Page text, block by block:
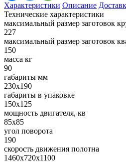
Характеристики Описание
Технические характеристики
максимальный размер заготовок
227
максимальный размер заготовок
150
масса кг
90
габариты мм
230х190
габариты в упаковке
150х125
мощность двигателя, кв
85х85
угол поворота
190
скорость движения полотна
1460х720х1100